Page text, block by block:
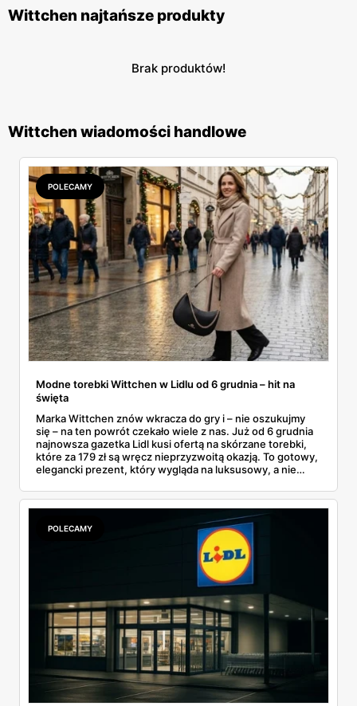
Wittchen najtańsze produkty
Brak produktów!
Wittchen wiadomości handlowe
POLECAMY
Modne torebki Wittchen w Lidlu od 6 grudnia – hit na
święta
Marka Wittchen znów wkracza do gry i – nie oszukujmy
się – na ten powrót czekało wiele z nas. Już od 6 grudnia
najnowsza gazetka Lidl kusi ofertą na skórzane torebki,
które za 179 zł są wręcz nieprzyzwoitą okazją. To gotowy,
elegancki prezent, który wygląda na luksusowy, a nie
od świtu? Moim zdaniem tak, bo te modele znikają
zazwyczaj szybciej niż świeże bułeczki.
POLECAMY